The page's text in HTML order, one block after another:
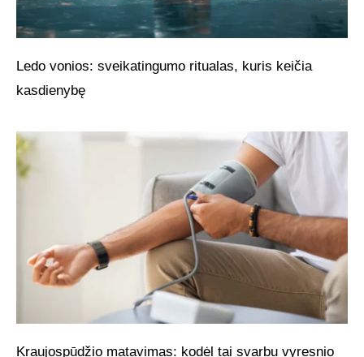
Ledo vonios: sveikatingumo ritualas, kuris keičia
kasdienybę
Kraujospūdžio matavimas: kodėl tai svarbu vyresnio